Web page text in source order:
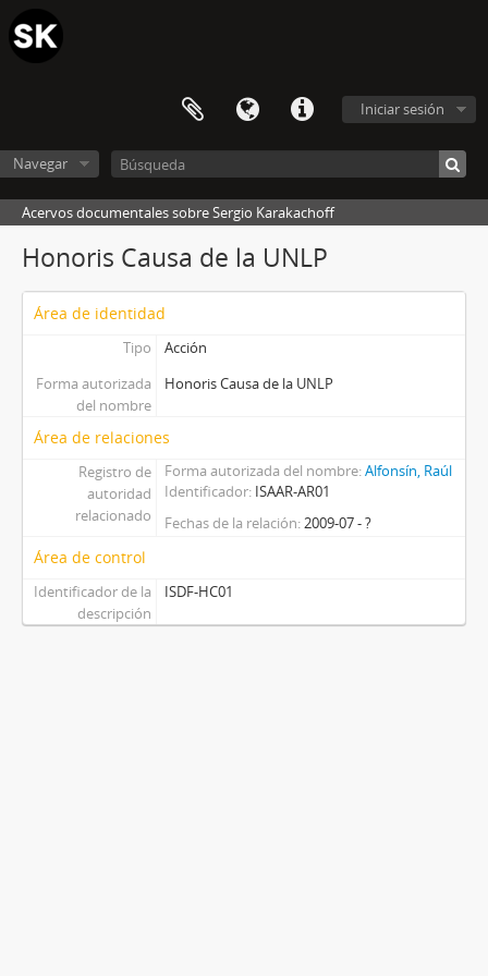
Iniciar sesión
Navegar
Acervos documentales sobre Sergio Karakachoff
Honoris Causa de la UNLP
Área de identidad
Tipo
Acción
Forma autorizada
del nombre
Honoris Causa de la UNLP
Área de relaciones
Registro de
autoridad
relacionado
Forma autorizada del nombre Alfonsín, Raúl
Identificador ISAAR-AR01
Fechas de la relación 2009-07 - ?
Área de control
Identificador de la
descripción
ISDF-HC01